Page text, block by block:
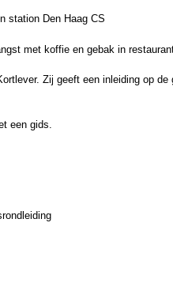
station Den Haag CS
met koffie en gebak in
Zij geeft een inleiding op de
een gids.